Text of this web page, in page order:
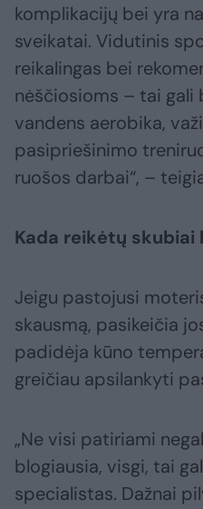
komplikacijų bei yra
sveikatai. Vidutinis
reikalingas bei
nėščiosioms – tai gali
vandens aerobika,
pasipriešinimo
ruošos darbai“, –
Kada reikėtų
Jeigu pastojusi
skausmą, pasikeičia
padidėja kūno
greičiau apsilankyti
„Ne visi patiriami
blogiausia, visgi, tai
specialistas. Dažnai